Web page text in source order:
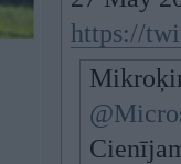
https://